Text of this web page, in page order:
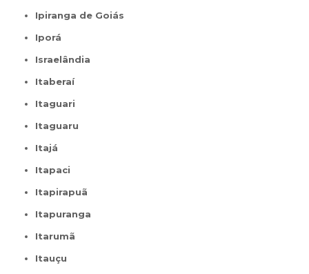
Ipiranga de Goiás
Iporá
Israelândia
Itaberaí
Itaguari
Itaguaru
Itajá
Itapaci
Itapirapuã
Itapuranga
Itarumã
Itauçu